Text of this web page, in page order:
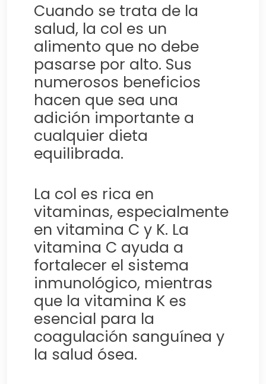
Cuando se trata de la
salud, la col es un
alimento que no debe
pasarse por alto. Sus
numerosos beneficios
hacen que sea una
adición importante a
cualquier dieta
equilibrada.
La col es rica en
vitaminas, especialmente
en vitamina C y K. La
vitamina C ayuda a
fortalecer el sistema
inmunológico, mientras
que la vitamina K es
esencial para la
coagulación sanguínea y
la salud ósea.